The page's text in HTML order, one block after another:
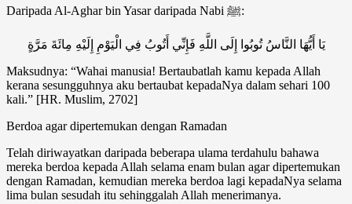
Daripada Al-Aghar bin Yasar daripada Nabi ﷺ:
يَا أَيُّهَا النَّاسُ تُوبُوا إِلَى اللَّهِ فَإِنِّي أَتُوبُ فِي الْيَوْمِ إِلَيْهِ مِائَةَ مَرَّةٍ
Maksudnya: “Wahai manusia! Bertaubatlah kamu kepada Allah
kerana sesungguhnya aku bertaubat kepadaNya dalam sehari 100
kali.” [HR. Muslim, 2702]
Berdoa agar dipertemukan dengan Ramadan
Telah diriwayatkan daripada beberapa ulama terdahulu bahawa
mereka berdoa kepada Allah selama enam bulan agar dipertemukan
dengan Ramadan, kemudian mereka berdoa lagi kepadaNya selama
lima bulan sesudah itu sehinggalah Allah menerimanya.